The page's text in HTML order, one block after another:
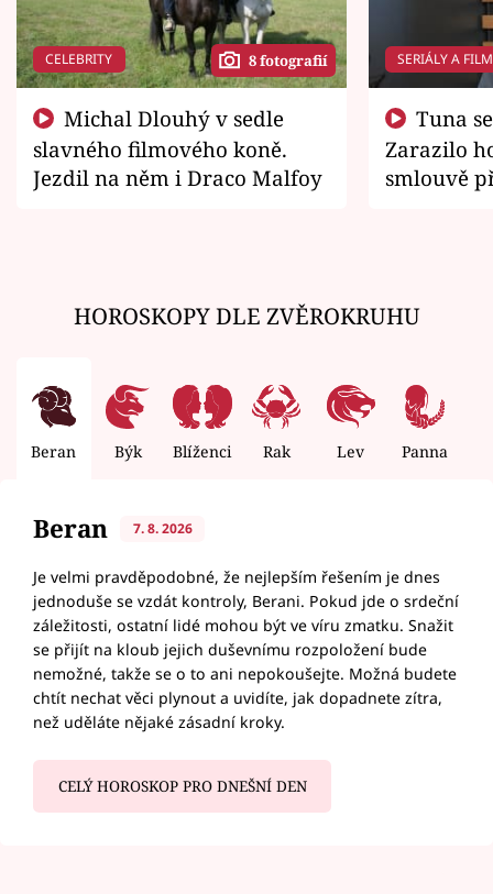
CELEBRITY 8 fotografií
slavného filmového koně.
Jezdil na něm i Draco Malfoy
SERIÁLY A
Zarazilo
smlouvě
HOROSKOPY DLE ZVĚROKRUHU
Beran Býk Blíženci Rak Lev Panna
Beran 7. 8. 2026
Je velmi pravděpodobné, že nejlepším řešením je dnes
jednoduše se vzdát kontroly, Berani. Pokud jde o srdeční
záležitosti, ostatní lidé mohou být ve víru zmatku. Snažit
se přijít na kloub jejich duševnímu rozpoložení bude
nemožné, takže se o to ani nepokoušejte. Možná budete
chtít nechat věci plynout a uvidíte, jak dopadnete zítra,
než uděláte nějaké zásadní kroky.
CELÝ HOROSKOP PRO DNEŠNÍ DEN